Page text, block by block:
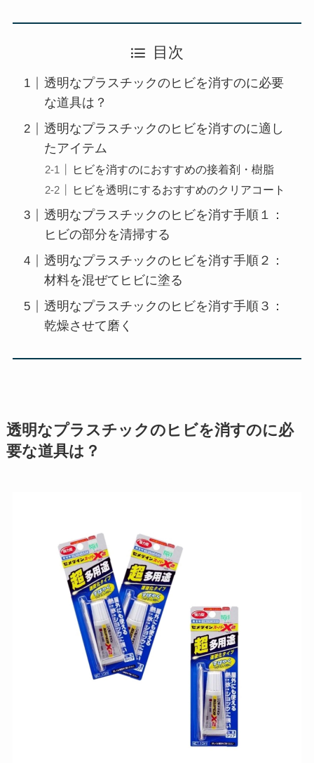
目次
透明なプラスチックのヒビを消すのに必要
な道具は？
透明なプラスチックのヒビを消すのに適し
たアイテム
ヒビを消すのにおすすめの接着剤・樹脂
ヒビを透明にするおすすめのクリアコート
透明なプラスチックのヒビを消す手順１：
ヒビの部分を清掃する
透明なプラスチックのヒビを消す手順２：
材料を混ぜてヒビに塗る
透明なプラスチックのヒビを消す手順３：
乾燥させて磨く
透明なプラスチックのヒビを消すのに必
要な道具は？